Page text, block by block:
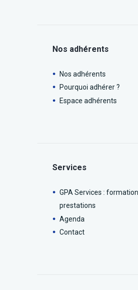
Nos adhérents
Nos adhérents
Pourquoi adhérer ?
Espace adhérents
Services
GPA Services :
prestations
Agenda
Contact